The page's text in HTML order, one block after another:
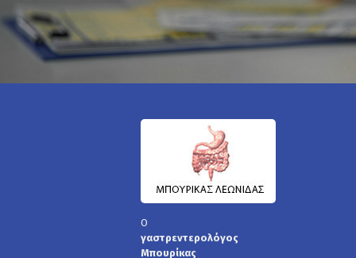
Ο
γαστρεντερολόγος
Μπουρίκας